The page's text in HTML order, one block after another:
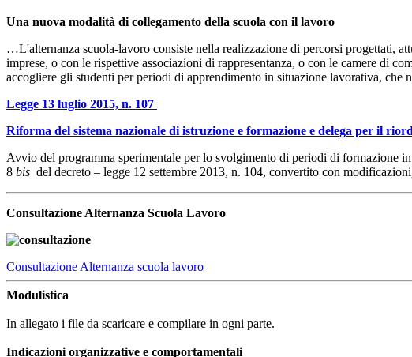
Una nuova modalità di collegamento della scuola con il lavoro
…L'alternanza scuola-lavoro consiste nella realizzazione di percorsi progettati,
imprese, o con le rispettive associazioni di rappresentanza, o con le camere di
accogliere gli studenti per periodi di apprendimento in situazione lavorativa,
Legge 13 luglio 2015, n. 107
Riforma del sistema nazionale di istruzione e formazione e delega per il
Avvio del programma sperimentale per lo svolgimento di periodi di formazione
8 bis del decreto – legge 12 settembre 2013, n. 104, convertito con
Consultazione Alternanza Scuola Lavoro
Consultazione Alternanza scuola lavoro
Modulistica
In allegato i file da scaricare e compilare in ogni parte.
Indicazioni organizzative e comportamentali